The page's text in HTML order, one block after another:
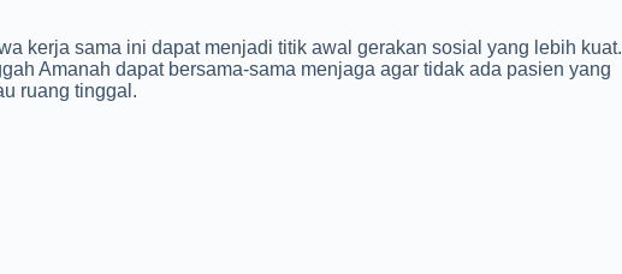
kerja sama ini dapat menjadi titik awal gerakan sosial yang lebih kuat.
Amanah dapat bersama-sama menjaga agar tidak ada pasien yang
ruang tinggal.